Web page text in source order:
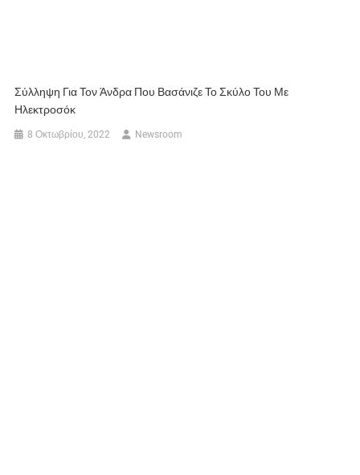
Σύλληψη Για Τον Άνδρα Που Βασάνιζε Το Σκύλο Του Με
Ηλεκτροσόκ
8 Οκτωβρίου, 2022 Newsroom